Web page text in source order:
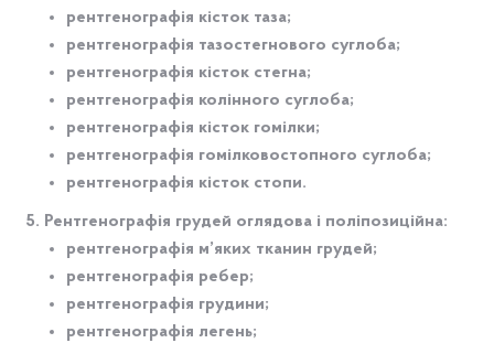
рентгенографія кісток таза;
рентгенографія тазостегнового суглоба;
рентгенографія кісток стегна;
рентгенографія колінного суглоба;
рентгенографія кісток гомілки;
рентгенографія гомілковостопного суглоба;
рентгенографія кісток стопи.
Рентгенографія грудей оглядова і поліпозиційна:
рентгенографія м’яких тканин грудей;
рентгенографія ребер;
рентгенографія грудини;
рентгенографія легень;